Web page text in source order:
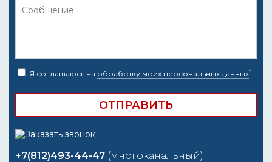
Я соглашаюсь на обработку моих персональных данных*
+7(812)493-44-47 (многоканальный)